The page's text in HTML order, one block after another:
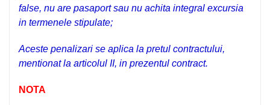
false, nu are pasaport sau nu achita integral excursia
in termenele stipulate;
Aceste penalizari se aplica la pretul contractului,
mentionat la articolul II, in prezentul contract.
NOTA